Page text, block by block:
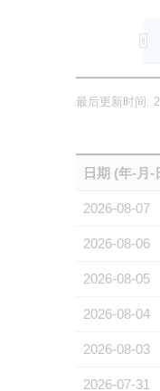
最后更新时间:
日期 (年-月-
2026-08-07
2026-08-06
2026-08-05
2026-08-04
2026-08-03
2026-07-31